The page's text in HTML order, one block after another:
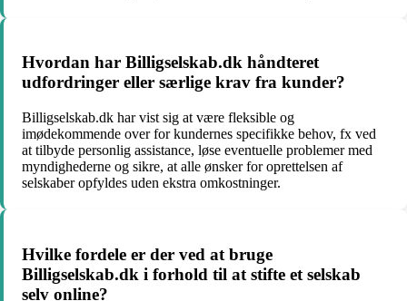
Hvordan har Billigselskab.dk håndteret
udfordringer eller særlige krav fra kunder?
Billigselskab.dk har vist sig at være fleksible og
imødekommende over for kundernes specifikke behov, fx ved
at tilbyde personlig assistance, løse eventuelle problemer med
myndighederne og sikre, at alle ønsker for oprettelsen af
selskaber opfyldes uden ekstra omkostninger.
Hvilke fordele er der ved at bruge
Billigselskab.dk i forhold til at stifte et selskab
selv online?